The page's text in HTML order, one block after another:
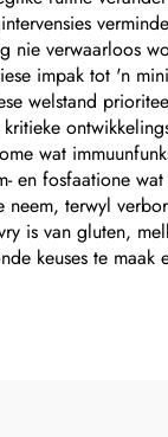
nie verwaarloos
impak tot 'n
welstand
wat
en fosfaatione
terwyl
is van gluten,
keuses te maak